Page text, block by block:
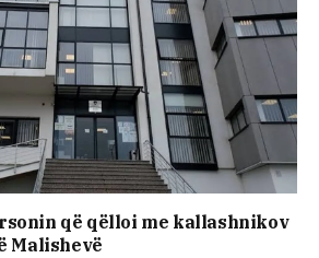
që qëlloi me kallashnikov
Malishevë